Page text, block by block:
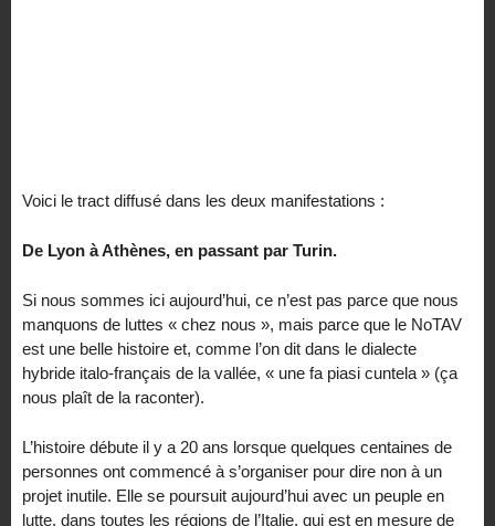
Voici le tract diffusé dans les deux manifestations :
De Lyon à Athènes, en passant par Turin.
Si nous sommes ici aujourd’hui, ce n’est pas parce que nous
manquons de luttes « chez nous », mais parce que le NoTAV
est une belle histoire et, comme l’on dit dans le dialecte
hybride italo-français de la vallée, « une fa piasi cuntela » (ça
nous plaît de la raconter).
L’histoire débute il y a 20 ans lorsque quelques centaines de
personnes ont commencé à s’organiser pour dire non à un
projet inutile. Elle se poursuit aujourd’hui avec un peuple en
lutte, dans toutes les régions de l’Italie, qui est en mesure de